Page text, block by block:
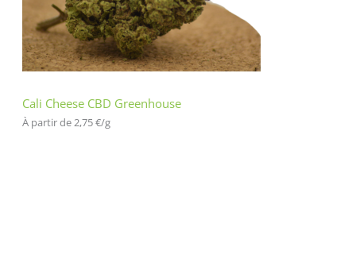
Cali Cheese CBD Greenhouse
À partir de 2,75€/g